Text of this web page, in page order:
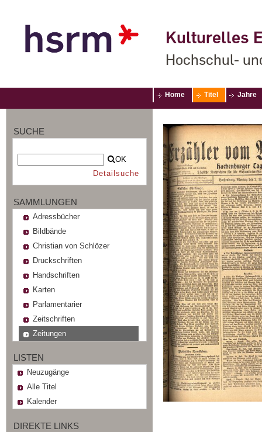
Kulturelles
Hochschul-
Home Titel Jahre
SUCHE
OK
Detailsuche
SAMMLUNGEN
Adressbücher
Bildbände
Christian von Schlözer
Druckschriften
Handschriften
Karten
Parlamentarier
Zeitschriften
Zeitungen
LISTEN
Neuzugänge
Alle Titel
Kalender
DIREKTE LINKS